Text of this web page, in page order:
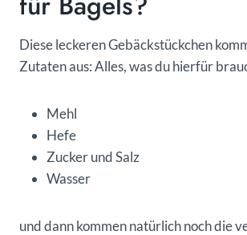
Diese leckeren Gebäckstückchen
Zutaten aus: Alles, was du hierfür
Mehl
Hefe
Zucker und Salz
Wasser
und dann kommen natürlich noch die